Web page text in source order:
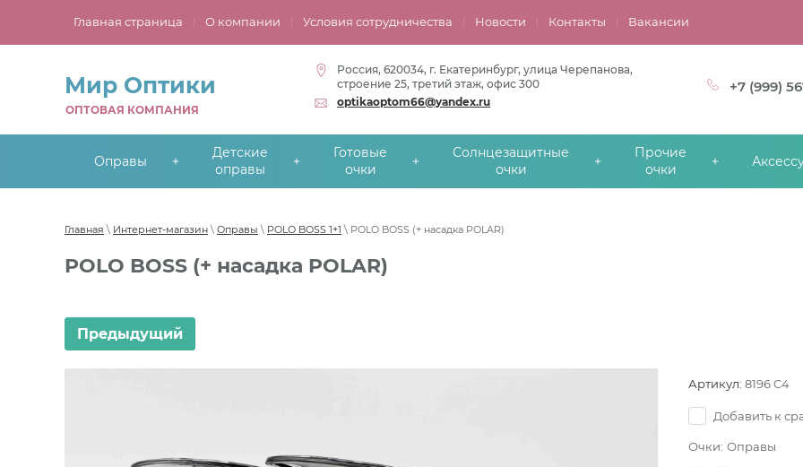
Главная страница О компании Условия сотрудничества Новости Контакты Вакансии
Мир Оптики
ОПТОВАЯ КОМПАНИЯ
Россия, 620034, г. Екатеринбург, улица Черепанова,
строение 25, третий этаж, офис 300
optikaoptom66@yandex.ru
+7 (999)
Оправы
Детские
оправы
Готовые
очки
Солнцезащитные
очки
Прочие
очки
Главная \ Интернет-магазин \ Оправы \ POLO BOSS 1+1 \ POLO BOSS (+ насадка POLAR)
POLO BOSS (+ насадка POLAR)
Предыдущий
Артикул: 8196 C4
Добавить к
Очки: Оправы